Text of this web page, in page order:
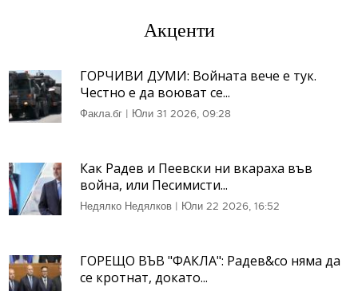
Акценти
ГОРЧИВИ ДУМИ: Войната вече е тук.
Честно е да воюват се...
Факла.бг | Юли 31 2026, 09:28
Как Радев и Пеевски ни вкараха във
война, или Песимисти...
Недялко Недялков | Юли 22 2026, 16:52
ГОРЕЩО ВЪВ "ФАКЛА": Радев&co няма да
се кротнат, докато...